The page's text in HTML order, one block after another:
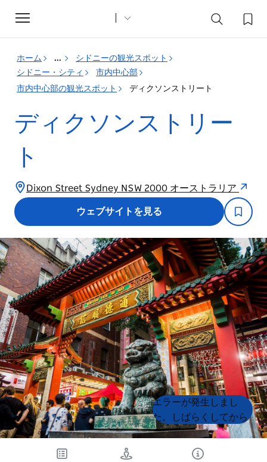
Toggle
navigation
ホーム ...
シドニーの観光スポット
シドニー・シティ
市内中心部
市内中心部の観光スポット
ディクソンストリート
ディクソンストリー
ト
Dixon Street Sydney NSW 2000 オーストラリア
ウェブサイトを見る
Product
List
Product
List
エラーが発生しまし
た。しばらくしてから
もう一度試してくださ